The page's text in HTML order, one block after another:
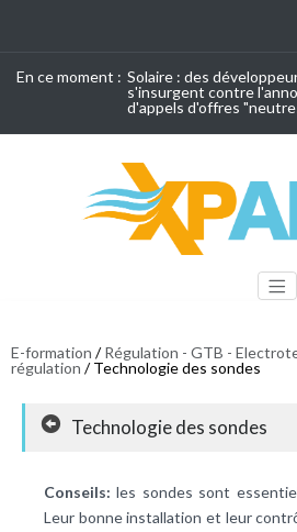
En ce moment : Solaire : des
s'insurgent contre
d'appels d'offres
E-formation /Régulation - GTB -
régulation / Technologie des sondes
Technologie des sondes
Conseils:les sondes sont
Leur bonne installation et leur